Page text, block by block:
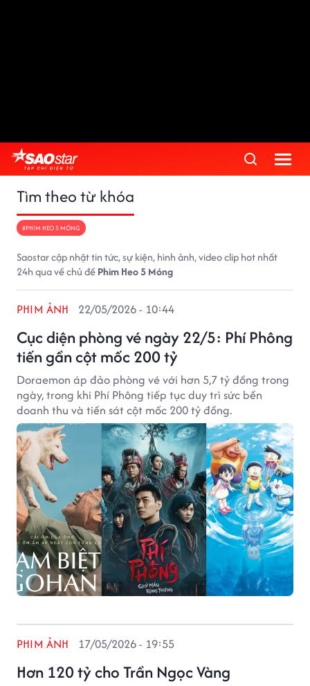
Tìm theo từ khóa
#PHIM HEO 5 MÓNG
Saostar cập nhật tin tức, sự kiện, hình ảnh, video clip hot nhất
24h qua về chủ đềPhim Heo 5 Móng
Cục diện phòng vé ngày 22/5: Phí Phông
tiến gần cột mốc 200 tỷ
PHIM ẢNH 22/05/2026 - 10:44
Doraemon áp đảo phòng vé với hơn 5,7 tỷ đồng trong
ngày, trong khi Phí Phông tiếp tục duy trì sức bền
doanh thu và tiến sát cột mốc 200 tỷ đồng.
Hơn 120 tỷ cho Trần Ngọc Vàng
PHIM ẢNH 17/05/2026 - 19:55